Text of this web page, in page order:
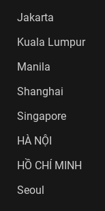
Jakarta
Kuala Lumpur
Manila
Shanghai
Singapore
HÀ NỘI
HỒ CHÍ MINH
Seoul